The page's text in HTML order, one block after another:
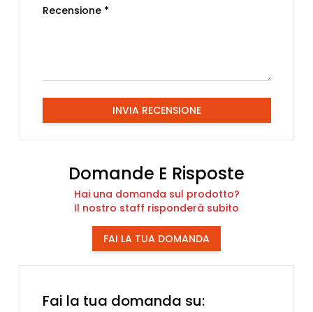
Recensione *
INVIA RECENSIONE
Domande E Risposte
Hai una domanda sul prodotto?
Il nostro staff risponderà subito
FAI LA TUA DOMANDA
Fai la tua domanda su: